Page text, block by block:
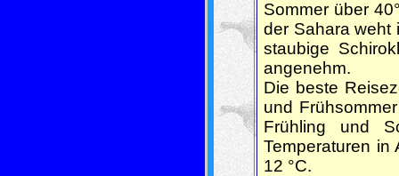
Sommer über
der Sahara weht
staubige
angenehm.
Die beste
und
Frühling und
Temperaturen in
12 °C.